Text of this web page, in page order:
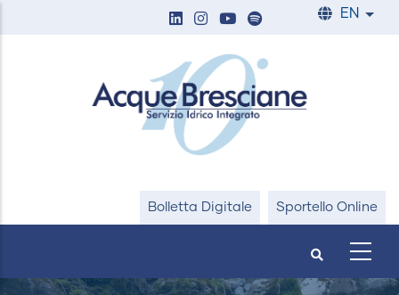
EN List
Bolletta Digitale Sportello Online